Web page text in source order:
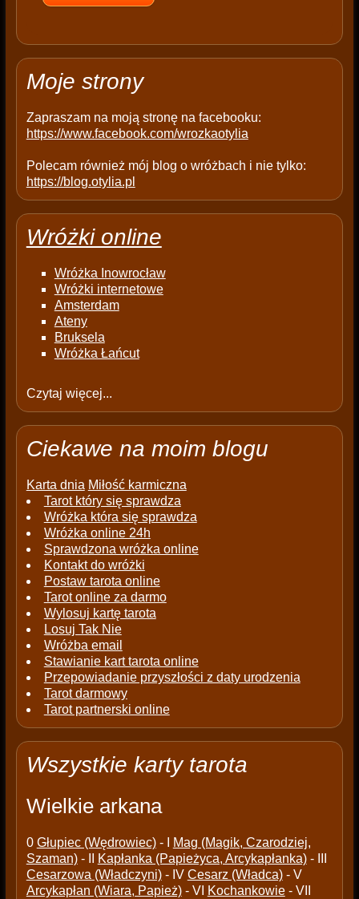
e
p
y
Moje strony
Zapraszam na moją stronę na facebooku:
https://www.facebook.com/wrozkaotylia
Polecam również mój blog o wróżbach i nie tylko:
https://blog.otylia.pl
Wróżki online
Wróżka Inowrocław
Wróżki internetowe
Amsterdam
Ateny
Bruksela
Wróżka Łańcut
Czytaj więcej...
Ciekawe na moim blogu
Karta dnia Miłość karmiczna
Tarot który się sprawdza
Wróżka która się sprawdza
Wróżka online 24h
Sprawdzona wróżka online
Kontakt do wróżki
Postaw tarota online
Tarot online za darmo
Wylosuj kartę tarota
Losuj Tak Nie
Wróżba email
Stawianie kart tarota online
Przepowiadanie przyszłości z daty urodzenia
Tarot darmowy
Tarot partnerski online
Wszystkie karty tarota
Wielkie arkana
0 Głupiec (Wędrowiec)- I
Mag (Magik, Czarodziej,
Szaman)- II Kapłanka (Papieżyca, Arcykapłanka)- III
Cesarzowa (Władczyni)- IV Cesarz (Władca)- V
Arcykapłan (Wiara, Papież)- VI Kochankowie- VII